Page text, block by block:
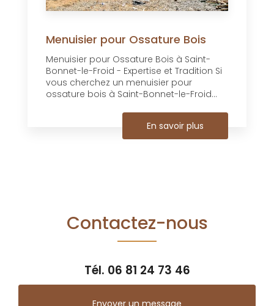
Menuisier pour Ossature Bois
Menuisier pour Ossature Bois à Saint-
Bonnet-le-Froid - Expertise et Tradition Si
vous cherchez un menuisier pour
ossature bois à Saint-Bonnet-le-Froid...
En savoir plus
Contactez-nous
Tél. 06 81 24 73 46
Envoyer un message